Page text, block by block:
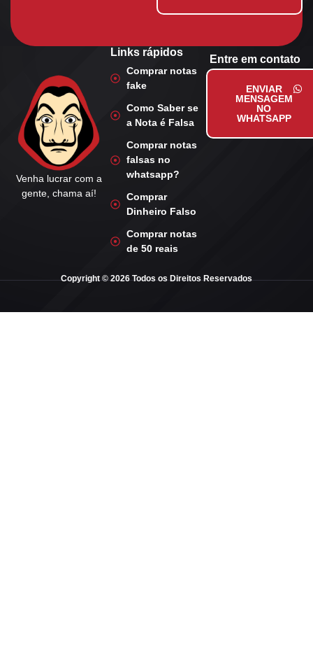
Venha lucrar com a
gente, chama aí!
Links rápidos
Comprar notas
fake
Como Saber se
a Nota é Falsa
Comprar notas
falsas no
whatsapp?
Comprar
Dinheiro Falso
Comprar notas
de 50 reais
Entre em contato
ENVIAR
MENSAGEM
NO
WHATSAPP
Copyright © 2026 Todos os Direitos Reservados